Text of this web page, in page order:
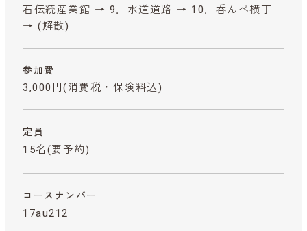
石伝統産業館 → 9．水道道路 → 10．呑んべ横丁
→ (解散)
参加費
3,000円 (消費税・保険料込)
定員
15名(要予約)
コースナンバー
17au212